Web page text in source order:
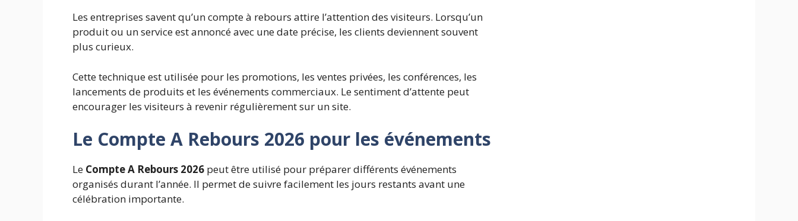
Les entreprises savent qu’un compte à rebours attire l’attention des visiteurs. Lorsqu’un
produit ou un service est annoncé avec une date précise, les clients deviennent souvent
plus curieux.
Cette technique est utilisée pour les promotions, les ventes privées, les conférences, les
lancements de produits et les événements commerciaux. Le sentiment d’attente peut
encourager les visiteurs à revenir régulièrement sur un site.
Le Compte A Rebours 2026 pour les événements
Le Compte A Rebours 2026 peut être utilisé pour préparer différents événements
organisés durant l’année. Il permet de suivre facilement les jours restants avant une
célébration importante.